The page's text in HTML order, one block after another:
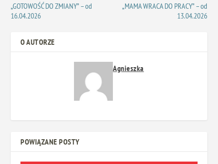
„GOTOWOŚĆ DO ZMIANY” – od
16.04.2026
„MAMA WRACA DO PRACY” – od
13.04.2026
O AUTORZE
Agnieszka
POWIĄZANE POSTY